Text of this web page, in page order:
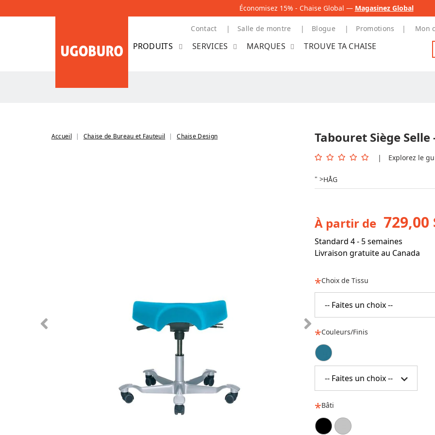
Économisez 15% - Chaise Global — Magasinez Global
Contact Salle de montre Blogue Promotions Mon
SERVICES MARQUES TROUVE TA CHAISE
Accueil Chaise de Bureau et Fauteuil Chaise Design Tabouret Siège Selle
| Explorez le
" >HÅG
À partir de 729,00
Standard 4 - 5 semaines
Livraison gratuite au Canada
Choix de Tissu
-- Faites un choix --
Couleurs/Finis
-- Faites un choix --
Bâti